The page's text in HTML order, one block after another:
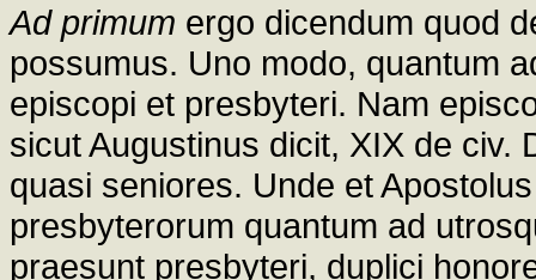
Ad primum ergo dicendum quod
possumus. Uno modo, quantum
episcopi et presbyteri. Nam
sicut Augustinus dicit, XIX de civ.
quasi seniores. Unde et
presbyterorum quantum ad
praesunt presbyteri, duplici